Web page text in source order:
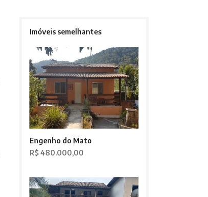
Imóveis semelhantes
Engenho do Mato
R$ 480.000,00